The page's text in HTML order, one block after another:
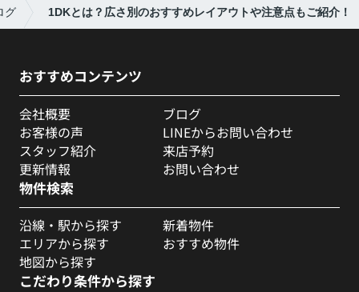
グ 1DKとは？広さ別のおすすめレイアウトや注意点もご紹介！
おすすめコンテンツ
会社概要
お客様の声
スタッフ紹介
更新情報
ブログ
LINEからお問い合わせ
来店予約
お問い合わせ
物件検索
沿線・駅から探す
エリアから探す
地図から探す
新着物件
おすすめ物件
こだわり条件から探す